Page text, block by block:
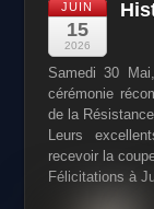
JUIN
15
2026
Samedi 30
cérémonie
de la
Leurs
recevoir la
Félicitations à